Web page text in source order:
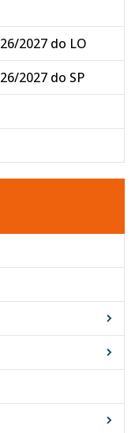
2027 do LO
2027 do SP